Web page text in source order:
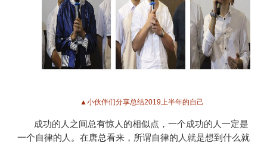
▲小伙伴们分享总结2019上半年的自己
成功的人之间总有惊人的相似点，一个成功的人一定是
一个自律的人。在唐总看来，所谓自律的人就是想到什么就